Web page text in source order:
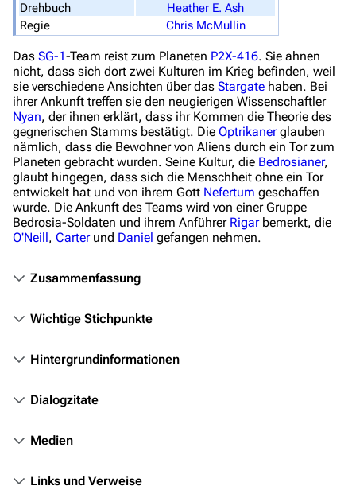
Stargate SG-1
Stargate Universe
Stargate Origins
Stargate Infinity
Stargate-Romane
Filme
Das Stargate-Universum
Personen
Objekte
Zeitleiste
Mitmachen
Drehbuch
Heather E. Ash
Regie
Chris McMullin
Das SG-1-Team reist zum Planeten P2X-416. Sie ahnen
nicht, dass sich dort zwei Kulturen im Krieg befinden, weil
sie verschiedene Ansichten über das Stargate haben. Bei
ihrer Ankunft treffen sie den neugierigen Wissenschaftler
Nyan, der ihnen erklärt, dass ihr Kommen die Theorie des
gegnerischen Stamms bestätigt. Die Optrikanerglauben
nämlich, dass die Bewohner von Aliens durch ein Tor zum
Planeten gebracht wurden. Seine Kultur, die Bedrosianer,
glaubt hingegen, dass sich die Menschheit ohne ein Tor
entwickelt hat und von ihrem Gott Nefertum geschaffen
wurde. Die Ankunft des Teams wird von einer Gruppe
Bedrosia-Soldaten und ihrem Anführer Rigarbemerkt, die
O'Neill, Carterund Daniel gefangen nehmen.
Zusammenfassung
Wichtige Stichpunkte
Hintergrundinformationen
Dialogzitate
Medien
Links und Verweise